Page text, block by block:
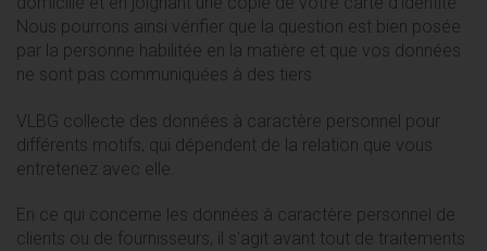
Nous pourrons ainsi vérifier que la question est bien posée
par la personne habilitée en la matière et que vos données
ne sont pas communiquées à des tiers.
VLBG collecte des données à caractère personnel pour
différents motifs, qui dépendent de la relation que vous
entretenez avec elle.
En ce qui concerne les données à caractère personnel de
clients ou de fournisseurs, il s'agit avant tout de traitements